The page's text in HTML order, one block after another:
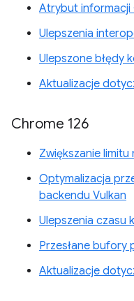
Atrybut informacji
Ulepszenia
Ulepszone błędy
Aktualizacje
Chrome 126
Zwiększanie
Optymalizacja
backendu Vulkan
Ulepszenia czasu
Przesłane bufory
Aktualizacje